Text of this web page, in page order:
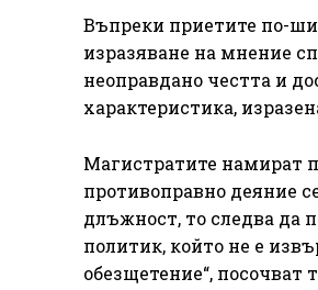
Въпреки приетите по-
изразяване на мнение
неоправдано честта и
характеристика,
Магистратите намират
противоправно деяние
длъжност, то следва да
политик, който не е
обезщетение“, посочват